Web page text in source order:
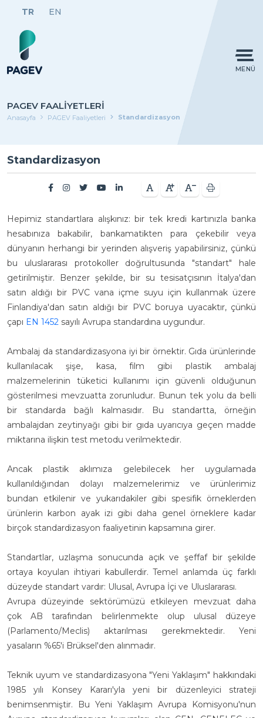
TR EN
MENÜ
PAGEV FAALIYETLERI
Anasayfa PAGEV Faaliyetleri Standardizasyon
Standardizasyon
Hepimiz standartlara alışkınız: bir tek kredi kartınızla banka
hesabınıza bakabilir, bankamatikten para çekebilir veya
dünyanın herhangi bir yerinden alışveriş yapabilirsiniz, çünkü
bu uluslararası protokoller doğrultusunda "standart" hale
getirilmiştir. Benzer şekilde, bir su tesisatçısının İtalya'dan
satın aldığı bir PVC vana içme suyu için kullanmak üzere
Finlandiya'dan satın aldığı bir PVC boruya uyacaktır, çünkü
çapı EN 1452 sayılı Avrupa standardına uygundur.
Ambalaj da standardizasyona iyi bir örnektir. Gıda ürünlerinde
kullanılacak şişe, kasa, film gibi plastik ambalaj
malzemelerinin tüketici kullanımı için güvenli olduğunun
gösterilmesi mevzuatta zorunludur. Bunun tek yolu da belli
bir standarda bağlı kalmasıdır. Bu standartta, örneğin
ambalajdan zeytinyağı gibi bir gıda uyarıcıya geçen madde
miktarına ilişkin test metodu verilmektedir.
Ancak plastik aklımıza gelebilecek her uygulamada
kullanıldığından dolayı malzemelerimiz ve ürünlerimiz
bundan etkilenir ve yukarıdakiler gibi spesifik örneklerden
ürünlerin karbon ayak izi gibi daha genel örneklere kadar
birçok standardizasyon faaliyetinin kapsamına girer.
Standartlar, uzlaşma sonucunda açık ve şeffaf bir şekilde
ortaya koyulan ihtiyari kabullerdir. Temel anlamda üç farklı
düzeyde standart vardır: Ulusal, Avrupa İçi ve Uluslararası.
Avrupa düzeyinde sektörümüzü etkileyen mevzuat daha
çok AB tarafından belirlenmekte olup ulusal düzeye
(Parlamento/Meclis) aktarılması gerekmektedir. Yeni
yasaların %65'i Brüksel'den alınmadır.
Teknik uyum ve standardizasyona "Yeni Yaklaşım" hakkındaki
1985 yılı Konsey Kararı'yla yeni bir düzenleyici strateji
benimsenmiştir. Bu Yeni Yaklaşım Avrupa Komisyonu'nun